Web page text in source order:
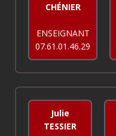
CHÉNIER
ENSEIGNANT
07.61.01.46.29
Julie
TESSIER